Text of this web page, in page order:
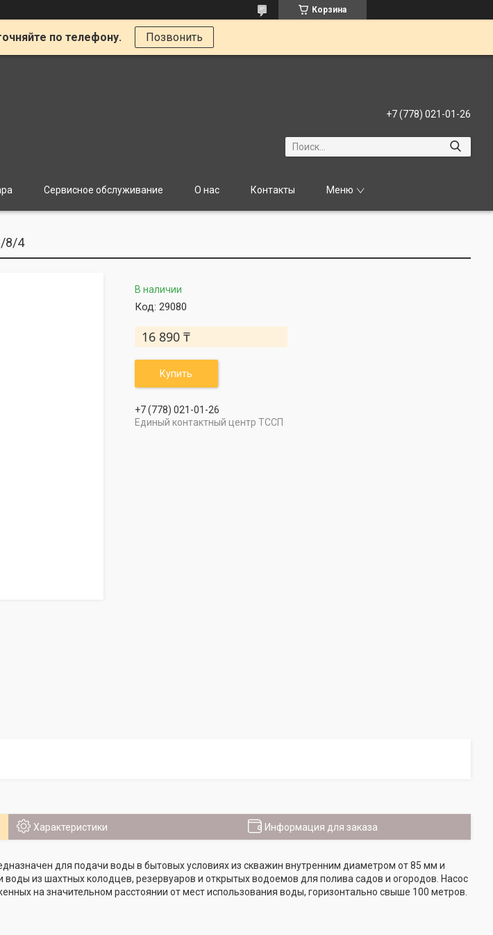
Корзина
по телефону. Позвонить
+7 (778) 021-01-26
Сервисное обслуживание О нас Контакты Меню
8/4
В наличии
Код: 29080
16 890 ₸
Купить
+7 (778) 021-01-26
Единый контактный центр ТССП
Характеристики Информация для заказа
для подачи воды в бытовых условиях из скважин внутренним диаметром от 85 мм и
из шахтных колодцев, резервуаров и открытых водоемов для полива садов и огородов. Насос
на значительном расстоянии от мест использования воды, горизонтально свыше 100 метров.